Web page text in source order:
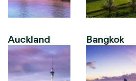
Auckland Bangkok